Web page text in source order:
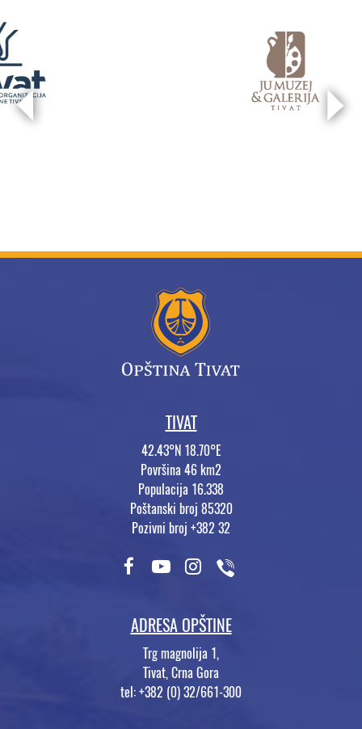
TIVAT
42.43°N 18.70°E
Površina 46 km2
Populacija 16.338
Poštanski broj 85320
Pozivni broj +382 32
ADRESA OPŠTINE
Trg magnolija 1,
Tivat, Crna Gora
tel: +382 (0) 32/661-300